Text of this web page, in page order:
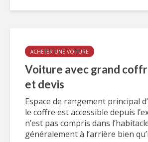
ACHETER UNE VOITURE
Voiture avec grand
et devis
Espace de rangement principal
le coffre est accessible depuis
n’est pas compris dans
généralement à l’arrière bien